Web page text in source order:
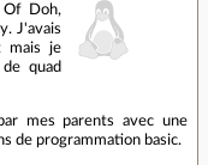
Doh,
J'avais
mais je
quad
mes parents avec une
de programmation basic.